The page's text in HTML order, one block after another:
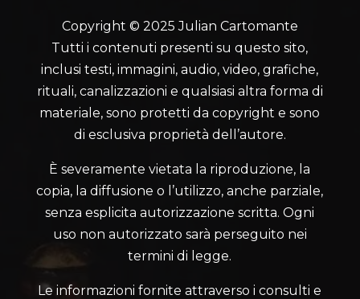
Copyright © 2025 Julian Cartomante
Tutti i contenuti presenti su questo sito,
inclusi testi, immagini, audio, video, grafiche,
rituali, canalizzazioni e qualsiasi altra forma di
materiale, sono protetti da copyright e sono
di esclusiva proprietà dell’autore.
È severamente vietata la riproduzione, la
copia, la diffusione o l’utilizzo, anche parziale,
senza esplicita autorizzazione scritta. Ogni
uso non autorizzato sarà perseguito nei
termini di legge.
Le informazioni fornite attraverso i consulti e